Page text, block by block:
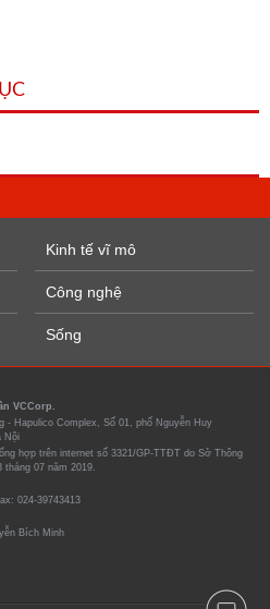
Kinh tế vĩ mô
Công nghệ
Sống
VCCorp.
- Hapulico Complex, Số 01, phố Nguyễn Huy
Nội
hợp trên internet số 3321/GP-TTĐT do Sở Thông
tháng 07 năm 2019.
024-39743413
Bích Minh